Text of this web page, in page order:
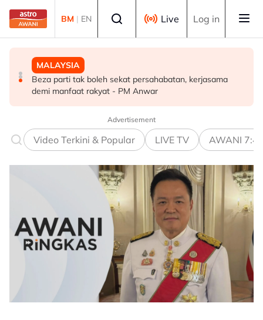
Skip to main content
BM | EN Live Log in
DUNIA
PM Thailand arah undang-undang senjata api diperketat
selepas insiden tembakan di sekolah
MALAYSIA
Beza parti tak boleh sekat persahabatan, kerjasama
demi manfaat rakyat - PM Anwar
MALAYSIA
Pengacara, ahli perniagaan ditahan bantu siasatan
audio siar sentuh isu sensitiviti agama
Advertisement
Video Terkini & Popular LIVE TV AWANI